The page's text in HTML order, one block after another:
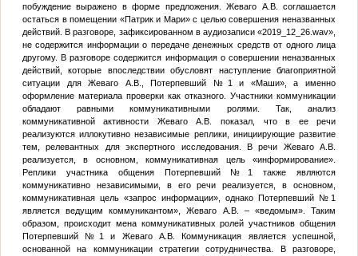
побуждение выражено в форме предложения. Жеваго А.В. соглашается
остаться в помещении «Патрик и Мари» с целью совершения неназванных
действий. В разговоре, зафиксированном в аудиозаписи «2019_12_26.wav»,
не содержится информации о передаче денежных средств от одного лица
другому. В разговоре содержится информация о совершении неназванных
действий, которые впоследствии обусловят наступление благоприятной
ситуации для Жеваго А.В.,
Потерпевший №1и «Маши», а именно
оформление материала проверки как отказного. Участники коммуникации
обладают равными коммуникативными ролями. Так, анализ
коммуникативной активности Жеваго А.В. показал, что в ее речи
реализуются иллокутивно независимые реплики, инициирующие развитие
тем, релевантных для экспертного исследования. В речи Жеваго А.В.
реализуется, в основном, коммуникативная цель «информирование».
Реплики участника общения
Потерпевший №1 также являются
коммуникативно независимыми, в его речи реализуется, в основном,
коммуникативная цель «запрос информации», однако
Потерпевший №1
является ведущим коммуникантом», Жеваго А.В. – «ведомым». Таким
образом, происходит мена коммуникативных ролей участников общения
Потерпевший №1и Жеваго А.В. Коммуникация является успешной,
основанной на коммуникации стратегии сотрудничества. В разговоре,